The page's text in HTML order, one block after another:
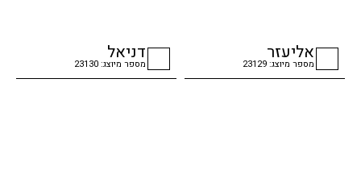
אליעזר
מספר מיוצג: 23129
דניאל
מספר מיוצג: 23130